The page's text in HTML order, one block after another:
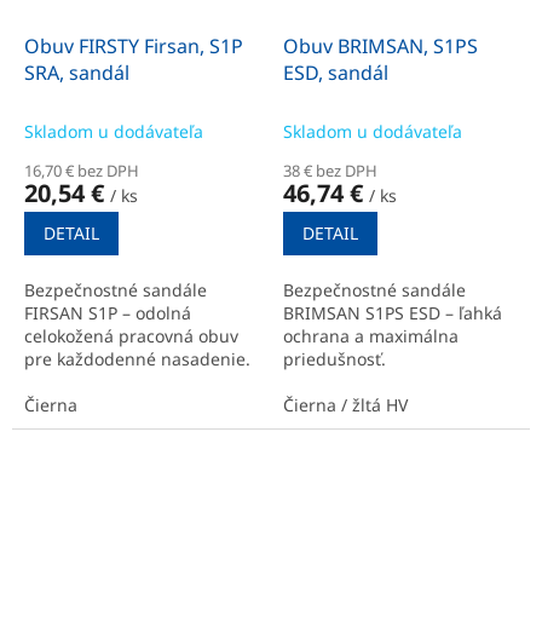
Obuv FIRSTY Firsan, S1P
SRA, sandál
Skladom u dodávateľa
16,70 € bez DPH
20,54 € / ks
DETAIL
Bezpečnostné sandále
FIRSAN S1P – odolná
celokožená pracovná obuv
pre každodenné nasadenie.
Čierna
Obuv BRIMSAN, S1PS
ESD, sandál
Skladom u dodávateľa
38 € bez DPH
46,74 € / ks
DETAIL
Bezpečnostné sandále
BRIMSAN S1PS ESD – ľahká
ochrana a maximálna
priedušnosť.
Čierna / žltá HV